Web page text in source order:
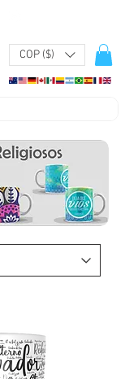
COP ($)